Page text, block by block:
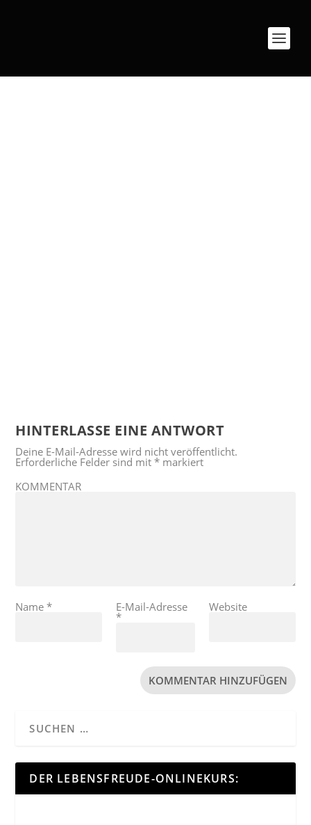
HINTERLASSE EINE ANTWORT
Deine E-Mail-Adresse wird nicht veröffentlicht.
Erforderliche Felder sind mit* markiert
KOMMENTAR
Name* E-Mail-Adresse
*
Website
DER LEBENSFREUDE-ONLINEKURS: